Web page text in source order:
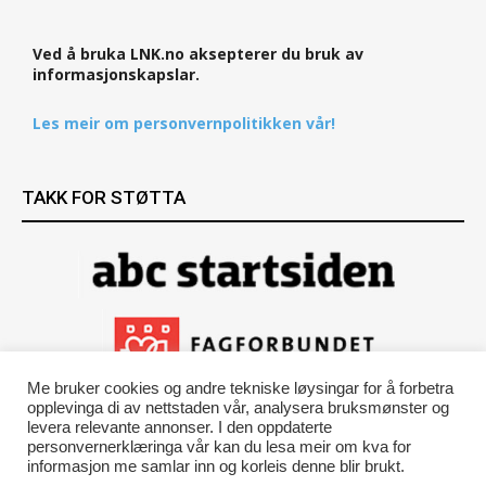
Ved å bruka LNK.no aksepterer du bruk av
informasjonskapslar.
Les meir om personvernpolitikken vår!
TAKK FOR STØTTA
Me bruker cookies og andre tekniske løysingar for å forbetra
opplevinga di av nettstaden vår, analysera bruksmønster og
levera relevante annonser. I den oppdaterte
personvernerklæringa vår kan du lesa meir om kva for
informasjon me samlar inn og korleis denne blir brukt.